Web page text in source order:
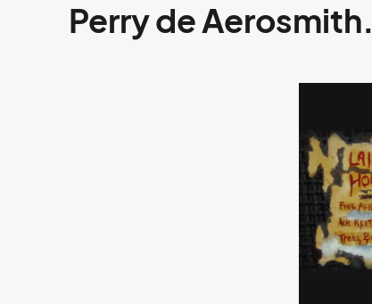
PerrydeAerosmith.